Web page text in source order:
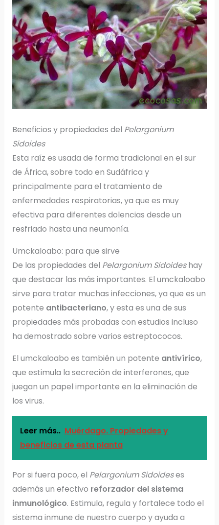
Beneficios y propiedades del Pelargonium
Sidoides
Esta raíz es usada de forma tradicional en el sur
de África, sobre todo en Sudáfrica y
principalmente para el tratamiento de
enfermedades respiratorias, ya que es muy
efectiva para diferentes dolencias desde un
resfriado hasta una neumonía.
Umckaloabo: para que sirve
De las propiedades del Pelargonium Sidoideshay
que destacar las más importantes. El umckaloabo
sirve para tratar muchas infecciones, ya que es un
potente antibacteriano, y esta es una de sus
propiedades más probadas con estudios incluso
ha demostrado sobre varios estreptococos.
El umckaloabo es también un potente antivírico,
que estimula la secreción de interferones, que
juegan un papel importante en la eliminación de
los virus.
Leer más.. Muérdago. Propiedades y
beneficios de esta planta
Por si fuera poco, el Pelargonium Sidoideses
además un efectivo reforzador del sistema
inmunológico. Estimula, regula y fortalece todo el
sistema inmune de nuestro cuerpo y ayuda a